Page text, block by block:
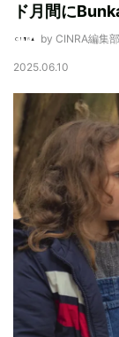
ド月間に
by CINRA編集部
2025.06.10